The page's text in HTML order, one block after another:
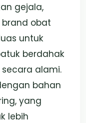
gejala,
obat
untuk
berdahak
alami.
bahan
yang
lebih